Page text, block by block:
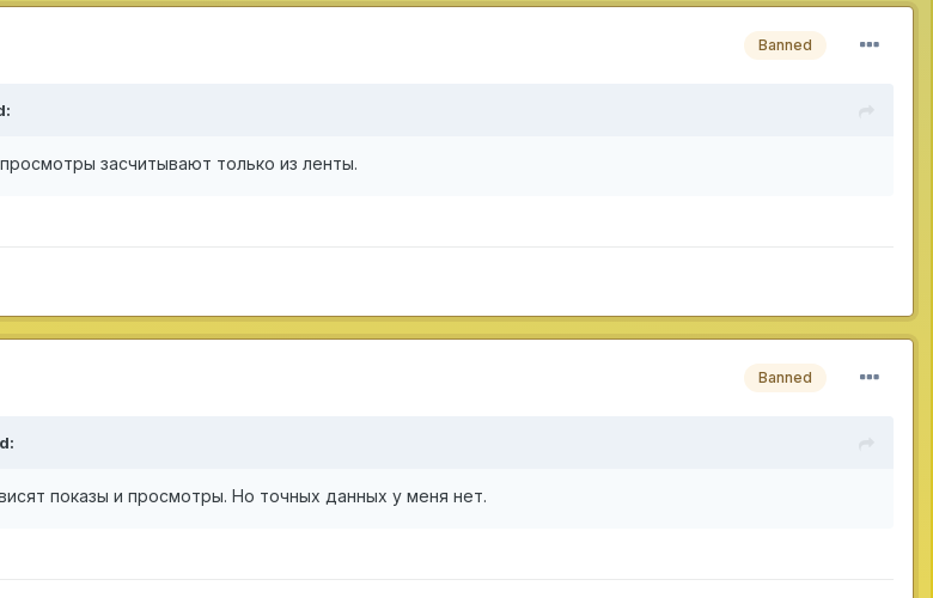
Banned
засчитывают только из ленты.
Banned
показы и просмотры. Но точных данных у меня нет.